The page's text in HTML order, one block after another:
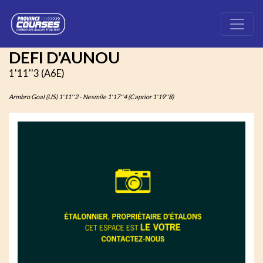
DEFI D'AUNOU
1'11''3 (A6E)
Armbro Goal (US) 1'11''2 - Nesmile 1'17''4 (Caprior 1'19''8)